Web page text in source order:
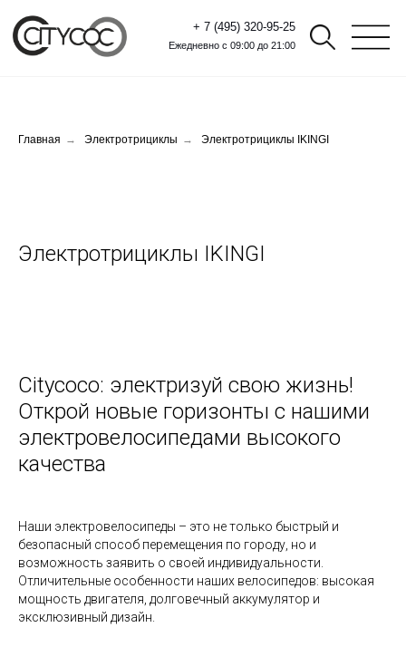
Ежедневно с 09:00 до 21:00
Главная → Электротрициклы → Электротрициклы IKINGI
Электротрициклы IKINGI
Citycoco: электризуй свою жизнь!
Открой новые горизонты с нашими
электровелосипедами высокого
качества
Наши электровелосипеды – это не только быстрый и
безопасный способ перемещения по городу, но и
возможность заявить о своей индивидуальности.
Отличительные особенности наших велосипедов: высокая
мощность двигателя, долговечный аккумулятор и
эксклюзивный дизайн.